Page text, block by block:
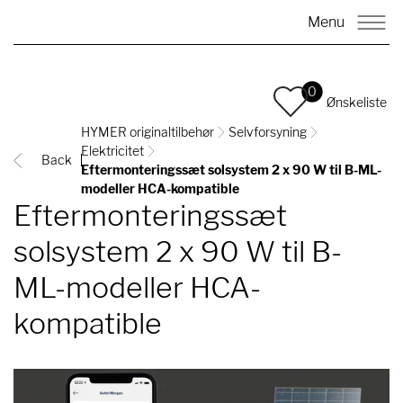
Menu
0
Ønskeliste
Back
HYMER originaltilbehør
Selvforsyning
Elektricitet
Eftermonteringssæt solsystem 2 x 90 W til B-ML-
modeller HCA-kompatible
Eftermonteringssæt
solsystem 2 x 90 W til B-
ML-modeller HCA-
kompatible